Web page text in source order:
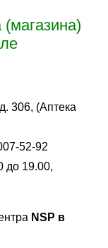
306, (Аптека
52-92
до 19.00,
NSP в